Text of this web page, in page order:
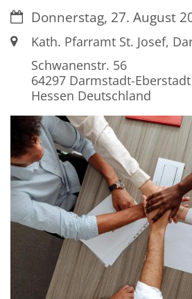
Datum:Donnerstag, 27. August
Ort: Kath. Pfarramt St. Josef,
Schwanenstr. 56
64297 Darmstadt-Eberstadt
Hessen Deutschland